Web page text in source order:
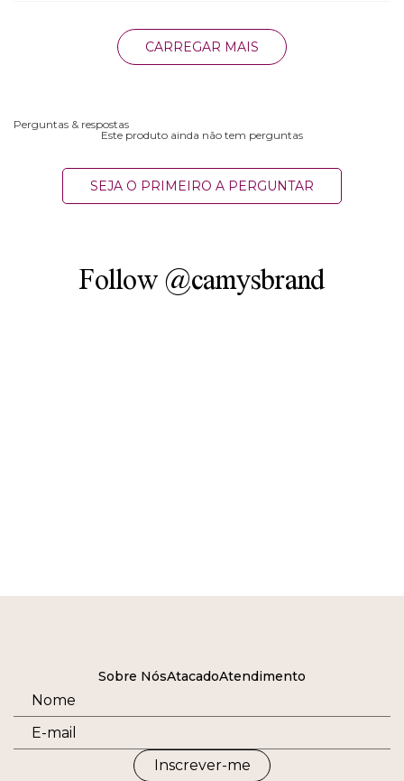
CARREGAR MAIS
Perguntas & respostas
Este produto ainda não tem perguntas
SEJA O PRIMEIRO A PERGUNTAR
Follow @camysbrand
Sobre NósAtacadoAtendimento
Inscrever-me